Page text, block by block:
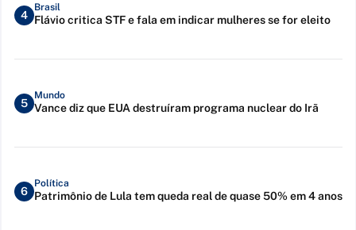
4
Brasil
Flávio critica STF e fala em indicar mulheres se for eleito
5
Mundo
Vance diz que EUA destruíram programa nuclear do Irã
6
Política
Patrimônio de Lula tem queda real de quase 50% em 4 anos